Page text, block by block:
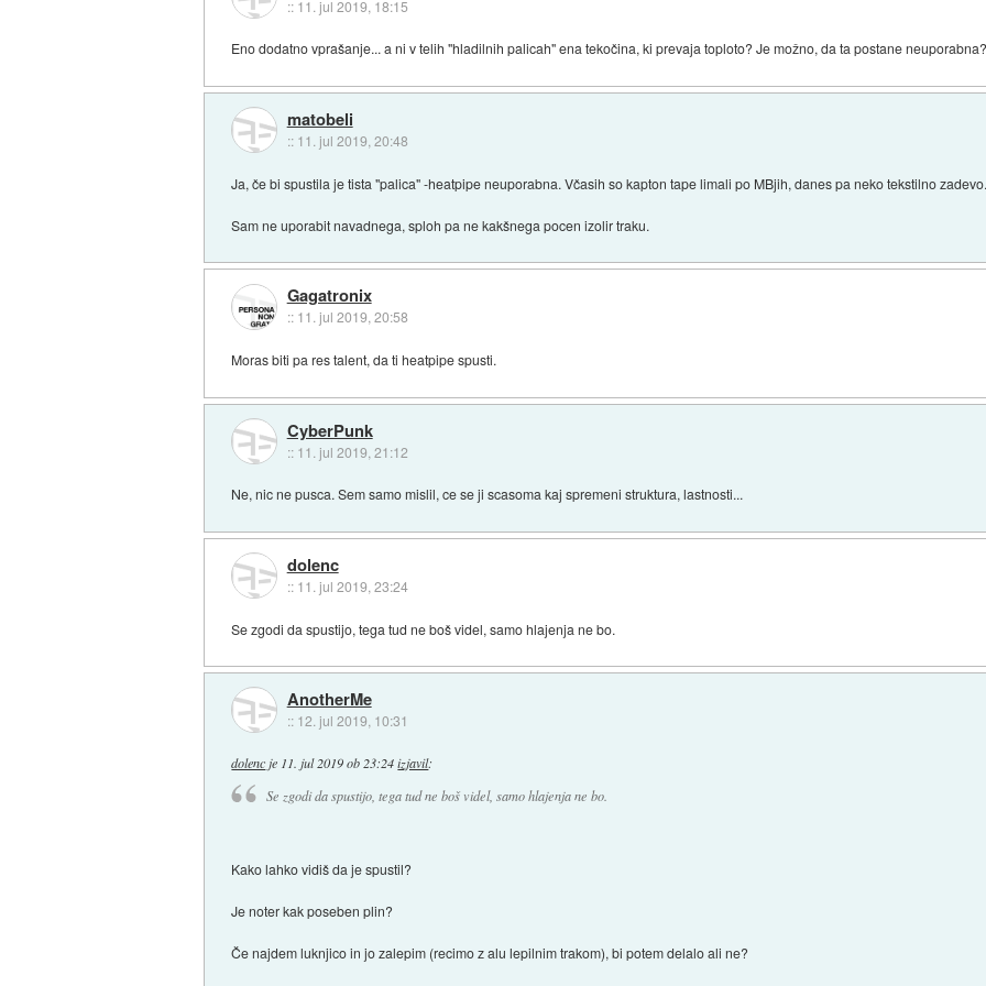
:: 11. jul 2019, 18:15
Eno dodatno vprašanje... a ni v telih "hladilnih palicah" ena tekočina, ki prevaja toploto? Je možno, da ta postane
matobeli
:: 11. jul 2019, 20:48
Ja, če bi spustila je tista "palica" -heatpipe neuporabna. Včasih so kapton tape limali po MBjih, danes pa neko tekstilno
Sam ne uporabit navadnega, sploh pa ne kakšnega pocen izolir traku.
Gagatronix
:: 11. jul 2019, 20:58
Moras biti pa res talent, da ti heatpipe spusti.
CyberPunk
:: 11. jul 2019, 21:12
Ne, nic ne pusca. Sem samo mislil, ce se ji scasoma kaj spremeni struktura, lastnosti...
dolenc
:: 11. jul 2019, 23:24
Se zgodi da spustijo, tega tud ne boš videl, samo hlajenja ne bo.
AnotherMe
:: 12. jul 2019, 10:31
dolenc je 11. jul 2019 ob 23:24 izjavil:
Se zgodi da spustijo, tega tud ne boš videl, samo hlajenja ne bo.
Kako lahko vidiš da je spustil?
Je noter kak poseben plin?
Če najdem luknjico in jo zalepim (recimo z alu lepilnim trakom), bi potem delalo ali ne?